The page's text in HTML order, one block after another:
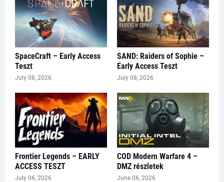
SpaceCraft – Early Access
Teszt
July 08, 2026
SAND: Raiders of Sophie –
Early Access Teszt
July 08, 2026
Frontier Legends – EARLY
ACCESS TESZT
July 06, 2026
COD Modern Warfare 4 –
DMZ részletek
June 06, 2026